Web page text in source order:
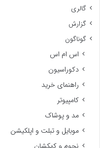
گالری
گزارش
گوناگون
اس ام اس
دکوراسیون
راهنمای خرید
کامپیوتر
مد و پوشاک
موبایل و تبلت و اپلکیشن